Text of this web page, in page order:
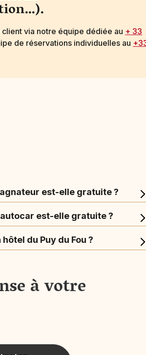
via notre équipe dédiée au + 33
de réservations individuelles au
est-elle gratuite ?
est-elle gratuite ?
du Puy du Fou ?
à votre